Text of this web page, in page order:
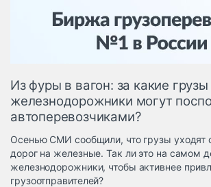
Негабаритные и
опасные грузы
Безопасность и
Таможня и ВЭД
Склады и
терминалы
Коммерческий
транспорт
Из фуры в вагон: за какие грузы
железнодорожники могут
автоперевозчиками?
Осенью СМИ сообщили, что грузы уходят
дорог на железные. Так ли это на самом
железнодорожники, чтобы активнее
грузоотправителей?